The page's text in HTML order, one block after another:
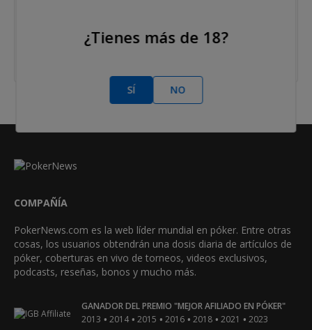
a Antonio Romero. "Eres el mejor Antonio, el mejor".
COMPAÑÍA
PokerNews.com es la web líder mundial en póker. Entre otras
cosas, los usuarios obtendrán una dosis diaria de artículos de
póker, coberturas en vivo de torneos, videos exclusivos,
podcasts, reseñas, bonos y mucho más.
GANADOR DEL PREMIO "MEJOR AFILIADO EN PÓKER"
2013 • 2014 • 2015 • 2016 • 2018 • 2021 • 2023
¿Tienes más de 18?
SÍ NO